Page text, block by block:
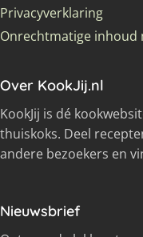
Privacyverklaring
Onrechtmatige inhoud
Over KookJij.nl
KookJij is dé
thuiskoks. Deel
andere bezoekers en
Nieuwsbrief